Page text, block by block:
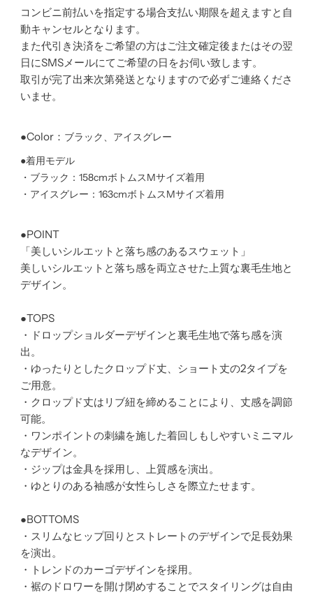
コンビニ前払いを指定する場合支払い期限を超えますと自
動キャンセルとなります。
また代引き決済をご希望の方はご注文確定後またはその翌
日にSMSメールにてご希望の日をお伺い致します。
取引が完了出来次第発送となりますので必ずご連絡くださ
いませ。
●Color： ブラック、アイスグレー
●着用モデル
・ブラック：158cmボトムスMサイズ着用
・アイスグレー：163cmボトムスMサイズ着用
●POINT
「美しいシルエットと落ち感のあるスウェット」
美しいシルエットと落ち感を両立させた上質な裏毛生地と
デザイン。
●TOPS
・ドロップショルダーデザインと裏毛生地で落ち感を演
出。
・ゆったりとしたクロップド丈、ショート丈の2タイプを
ご用意。
・クロップド丈はリブ紐を締めることにより、丈感を調節
可能。
・ワンポイントの刺繍を施した着回しもしやすいミニマル
なデザイン。
・ジップは金具を採用し、上質感を演出。
・ゆとりのある袖感が女性らしさを際立たせます。
●BOTTOMS
・スリムなヒップ回りとストレートのデザインで足長効果
を演出。
・トレンドのカーゴデザインを採用。
・裾のドロワーを開け閉めすることでスタイリングは自由